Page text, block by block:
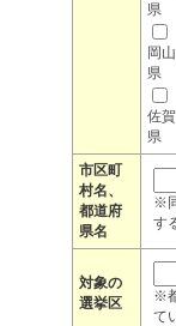
県
岡山
県
佐賀
県
市区町
村名、
都道府
県名
※
す
対象の
選挙区
※
て